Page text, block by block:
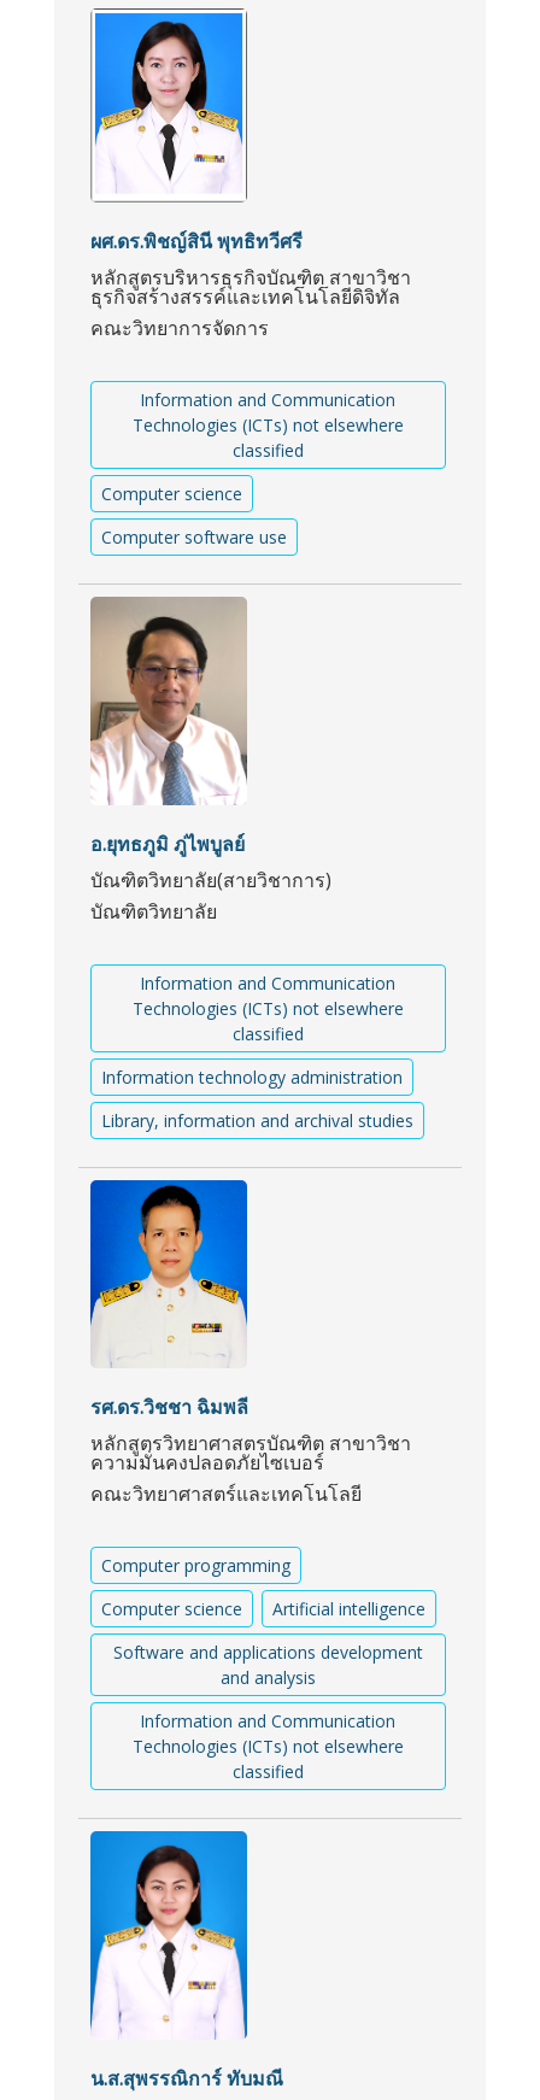
ผศ.ดร.พิชญ์สินี พุทธิทวีศรี
หลักสูตรบริหารธุรกิจบัณฑิต สาขาวิชา
ธุรกิจสร้างสรรค์และเทคโนโลยีดิจิทัล
คณะวิทยาการจัดการ
Information and Communication
Technologies (ICTs) not elsewhere
classified
Computer science
Computer software use
อ.ยุทธภูมิ ภู่ไพบูลย์
บัณฑิตวิทยาลัย(สายวิชาการ)
บัณฑิตวิทยาลัย
Information and Communication
Technologies (ICTs) not elsewhere
classified
Information technology administration
Library, information and archival studies
รศ.ดร.วิชชา ฉิมพลี
หลักสูตรวิทยาศาสตรบัณฑิต สาขาวิชา
ความมั่นคงปลอดภัยไซเบอร์
คณะวิทยาศาสตร์และเทคโนโลยี
Computer programming
Computer science
Artificial intelligence
Software and applications development
and analysis
Information and Communication
Technologies (ICTs) not elsewhere
classified
น.ส.สุพรรณิการ์ ทับมณี